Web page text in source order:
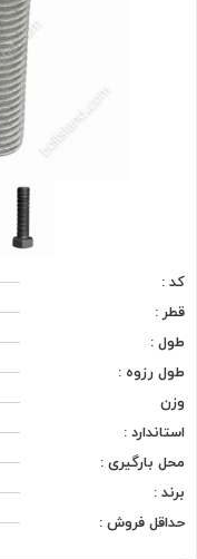
کد :
قطر :
طول :
طول رزوه :
وزن
استاندارد :
محل بارگیری :
برند :
حداقل فروش :